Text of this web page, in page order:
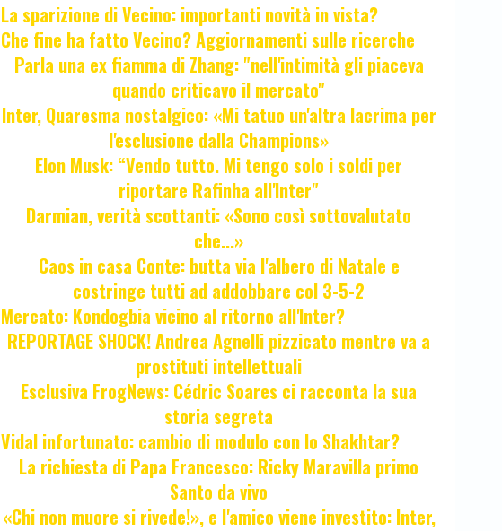
La sparizione di Vecino: importanti novità in vista?
Che fine ha fatto Vecino? Aggiornamenti sulle ricerche
Parla una ex fiamma di Zhang: "nell'intimità gli piaceva
quando criticavo il mercato"
Inter, Quaresma nostalgico: «Mi tatuo un'altra lacrima per
l'esclusione dalla Champions»
Elon Musk: “Vendo tutto. Mi tengo solo i soldi per
riportare Rafinha all'Inter"
Darmian, verità scottanti: «Sono così sottovalutato
che...»
Caos in casa Conte: butta via l'albero di Natale e
costringe tutti ad addobbare col 3-5-2
Mercato: Kondogbia vicino al ritorno all'Inter?
REPORTAGE SHOCK! Andrea Agnelli pizzicato mentre va a
prostituti intellettuali
Esclusiva FrogNews: Cédric Soares ci racconta la sua
storia segreta
Vidal infortunato: cambio di modulo con lo Shakhtar?
La richiesta di Papa Francesco: Ricky Maravilla primo
Santo da vivo
«Chi non muore si rivede!», e l'amico viene investito: Inter,